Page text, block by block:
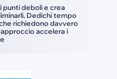
punti deboli e crea
Dedichi tempo
richiedono davvero
accelera i